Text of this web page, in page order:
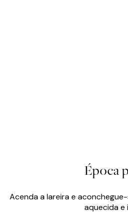
Época
Acenda a lareira e
aquecida e